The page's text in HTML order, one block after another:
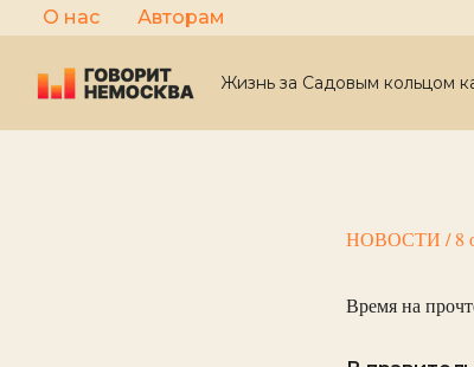
Перейти
к
содержимому
О нас Авторам
Жизнь за Садовым кольцом
НОВОСТИ /8
Время на